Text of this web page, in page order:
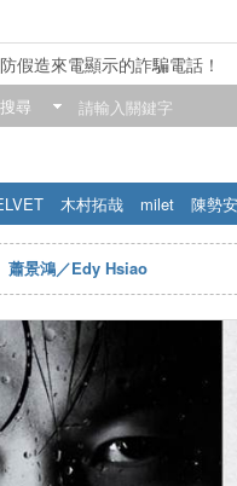
假造來電顯示的詐騙電話！
門市營業時間調整公告】
尋
木村拓哉 milet
陳勢安
蕭景鴻／Edy Hsiao